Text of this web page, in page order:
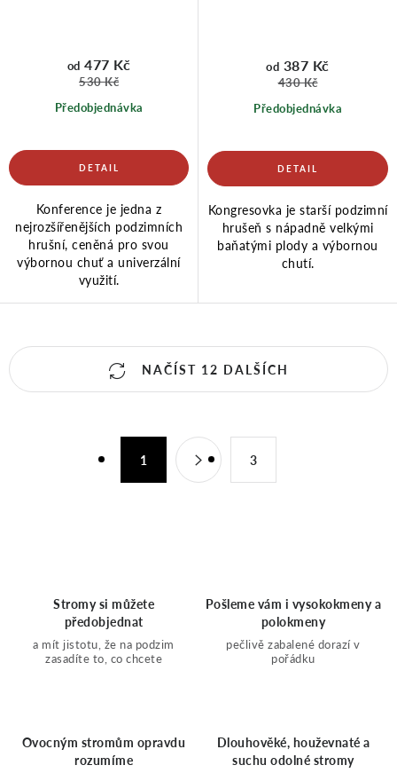
Předobjednávka
od 477 Kč
530 Kč
Konference je jedna z
nejrozšířenějších podzimních
hrušní, ceněná pro svou
výbornou chuť a univerzální
využití.
Předobjednávka
od 387 Kč
430 Kč
Kongresovka je starší podzimní
hrušeň s nápadně velkými
baňatými plody a výbornou
chutí.
O
NAČÍST 12 DALŠÍCH
1 3
Stromy si můžete
předobjednat
a mít jistotu, že na podzim
zasadíte to, co chcete
Pošleme vám i vysokokmeny a
polokmeny
pečlivě zabalené dorazí v
pořádku
Ovocným stromům opravdu
rozumíme
Dlouhověké, houževnaté a
suchu odolné stromy